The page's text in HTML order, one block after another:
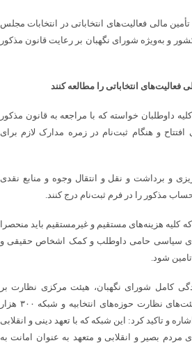
مالی فعالیت‌های انتخاباتی در انتخابات مجلس
جدی وزارت کشور و به‌ویژه شورای نگهبان بر رعایت قانون مذکور
فعالیت‌های انتخاباتی را مطالعه کنند
داوطلبان خواسته که با مراجعه به قانون مذکور
افتتاح و هنگام ثبت‌نام در زمره مدارک لازم برای
و برداشت و نقل و انتقال وجوه و منابع نقدی
مذکور را در فرم ثبت‌نام درج کنند.
قانون مذکور آمده است که کلیه هزینه‌های مستقیم و غیرمستقیم باید منحصرا
سیاسی حامی داوطلب و کمک اشخاص حقیقی و
شود.
کامل شورای نگهبان، هیئت مرکزی نظارت بر
انتخابات، هیئت‌های نظارت استانی سراسر کشور و همچنین هیئت‌های نظارت حوزه‌های انتخابیه و شبکه ۳۰۰ هزار
و تاکید کرد: این شبکه که با تعهد دینی و انقلابی
مردم بصیر و انقلابی و متعهد به عنوان امانت به